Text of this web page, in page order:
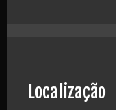
Localização